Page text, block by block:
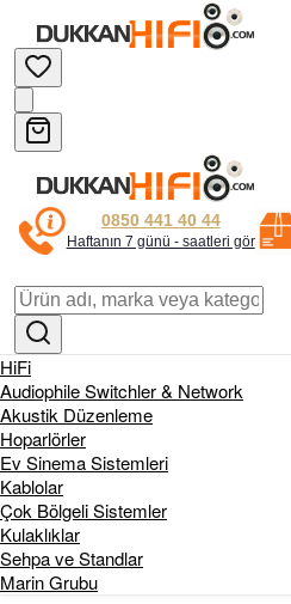
0850 441 40 44
Haftanın 7 günü - saatleri gör
HiFi
Audiophile Switchler & Network
Akustik Düzenleme
Hoparlörler
Ev Sinema Sistemleri
Kablolar
Çok Bölgeli Sistemler
Kulaklıklar
Sehpa ve Standlar
Marin Grubu